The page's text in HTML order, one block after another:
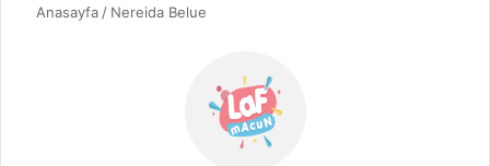
Anasayfa/ Nereida Belue